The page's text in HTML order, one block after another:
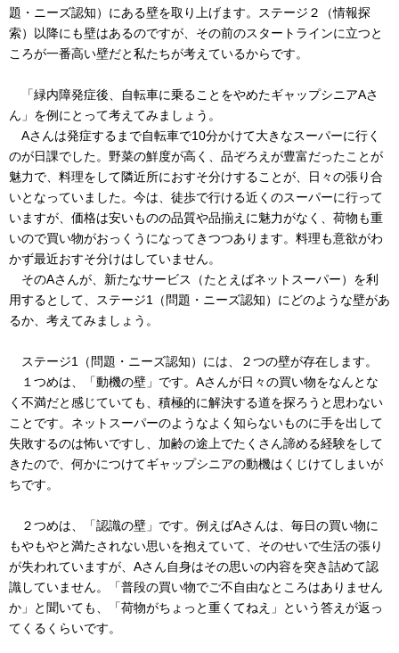
題・ニーズ認知）にある壁を取り上げます。ステージ２（情報探
索）以降にも壁はあるのですが、その前のスタートラインに立つと
ころが一番高い壁だと私たちが考えているからです。
「緑内障発症後、自転車に乗ることをやめたギャップシニアAさ
ん」を例にとって考えてみましょう。
Aさんは発症するまで自転車で10分かけて大きなスーパーに行く
のが日課でした。野菜の鮮度が高く、品ぞろえが豊富だったことが
魅力で、料理をして隣近所におすそ分けすることが、日々の張り合
いとなっていました。今は、徒歩で行ける近くのスーパーに行って
いますが、価格は安いものの品質や品揃えに魅力がなく、荷物も重
いので買い物がおっくうになってきつつあります。料理も意欲がわ
かず最近おすそ分けはしていません。
そのAさんが、新たなサービス（たとえばネットスーパー）を利
用するとして、ステージ1（問題・ニーズ認知）にどのような壁があ
るか、考えてみましょう。
ステージ1（問題・ニーズ認知）には、２つの壁が存在します。
１つめは、「動機の壁」です。Aさんが日々の買い物をなんとな
く不満だと感じていても、積極的に解決する道を探ろうと思わない
ことです。ネットスーパーのようなよく知らないものに手を出して
失敗するのは怖いですし、加齢の途上でたくさん諦める経験をして
きたので、何かにつけてギャップシニアの動機はくじけてしまいが
ちです。
２つめは、「認識の壁」です。例えばAさんは、毎日の買い物に
もやもやと満たされない思いを抱えていて、そのせいで生活の張り
が失われていますが、Aさん自身はその思いの内容を突き詰めて認
識していません。「普段の買い物でご不自由なところはありません
か」と聞いても、「荷物がちょっと重くてねえ」という答えが返っ
てくるくらいです。